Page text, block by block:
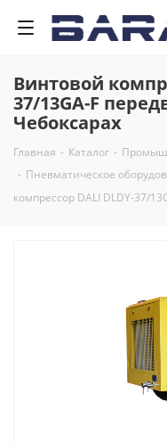
Винтовой
37/13GA-F
Чебоксарах
Главная - Каталог -
- Пневматическое
компрессор DALI DLDY-37/